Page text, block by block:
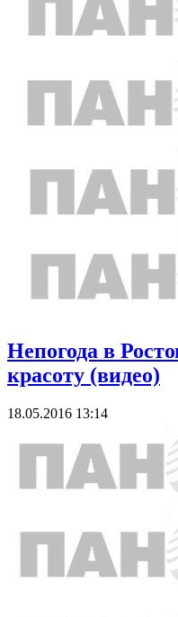
Непогода в
красоту (видео)
18.05.2016 13:14